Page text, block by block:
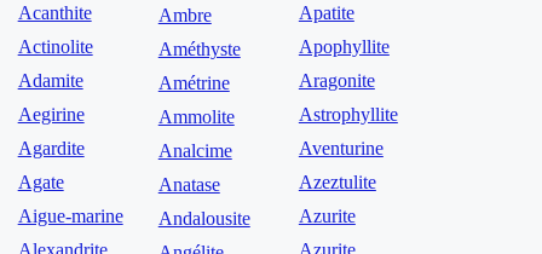
Acanthite
Actinolite
Adamite
Aegirine
Agardite
Agate
Aigue-marine
Alexandrite
Ambre
Améthyste
Amétrine
Ammolite
Analcime
Anatase
Andalousite
Apatite
Apophyllite
Aragonite
Astrophyllite
Aventurine
Azeztulite
Azurite
Azurite